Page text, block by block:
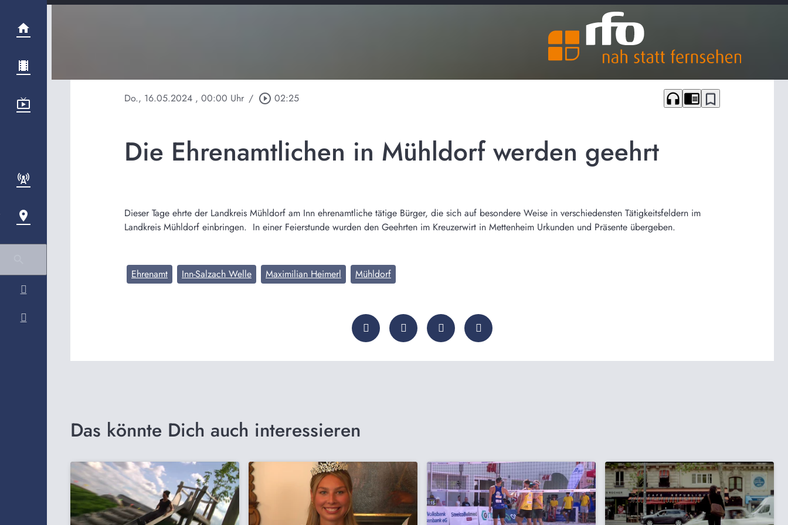
Do., 16.05.2024 , 00:00 Uhr / play_circle_outline 02:25 headphones chrome_reader_mode bookmark_border
Die Ehrenamtlichen in Mühldorf werden geehrt
Dieser Tage ehrte der Landkreis Mühldorf am Inn ehrenamtliche tätige Bürger, die sich auf besondere Weise in verschiedensten Tätigkeitsfeldern im
Landkreis Mühldorf einbringen. In einer Feierstunde wurden den Geehrten im Kreuzerwirt in Mettenheim Urkunden und Präsente übergeben.
Ehrenamt Inn-Salzach Welle Maximilian Heimerl Mühldorf
Das könnte Dich auch interessieren